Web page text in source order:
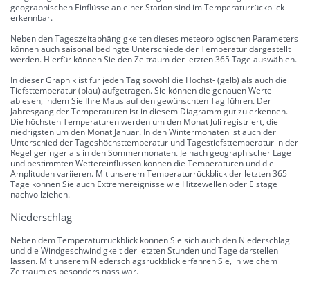
geographischen Einflüsse an einer Station sind im Temperaturrückblick
erkennbar.
Neben den Tageszeitabhängigkeiten dieses meteorologischen Parameters
können auch saisonal bedingte Unterschiede der Temperatur dargestellt
werden. Hierfür können Sie den Zeitraum der letzten 365 Tage auswählen.
In dieser Graphik ist für jeden Tag sowohl die Höchst- (gelb) als auch die
Tiefsttemperatur (blau) aufgetragen. Sie können die genauen Werte
ablesen, indem Sie Ihre Maus auf den gewünschten Tag führen. Der
Jahresgang der Temperaturen ist in diesem Diagramm gut zu erkennen.
Die höchsten Temperaturen werden um den Monat Juli registriert, die
niedrigsten um den Monat Januar. In den Wintermonaten ist auch der
Unterschied der Tageshöchsttemperatur und Tagestiefsttemperatur in der
Regel geringer als in den Sommermonaten. Je nach geographischer Lage
und bestimmten Wettereinflüssen können die Temperaturen und die
Amplituden variieren. Mit unserem Temperaturrückblick der letzten 365
Tage können Sie auch Extremereignisse wie Hitzewellen oder Eistage
nachvollziehen.
Niederschlag
Neben dem Temperaturrückblick können Sie sich auch den Niederschlag
und die Windgeschwindigkeit der letzten Stunden und Tage darstellen
lassen. Mit unserem Niederschlagsrückblick erfahren Sie, in welchem
Zeitraum es besonders nass war.